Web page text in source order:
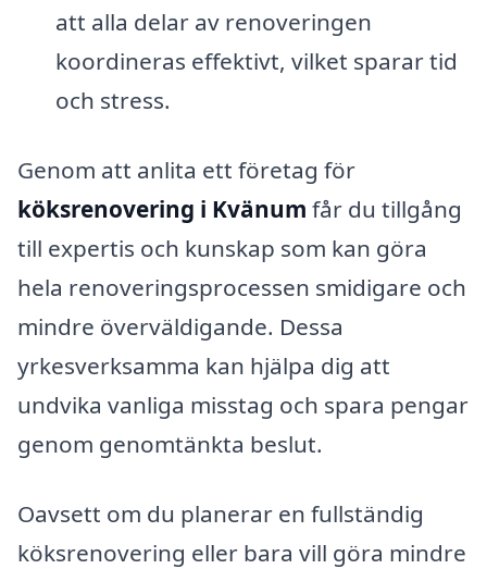
att alla delar av renoveringen
koordineras effektivt, vilket sparar tid
och stress.
Genom att anlita ett företag för
köksrenovering i Kvänum får du tillgång
till expertis och kunskap som kan göra
hela renoveringsprocessen smidigare och
mindre överväldigande. Dessa
yrkesverksamma kan hjälpa dig att
undvika vanliga misstag och spara pengar
genom genomtänkta beslut.
Oavsett om du planerar en fullständig
köksrenovering eller bara vill göra mindre